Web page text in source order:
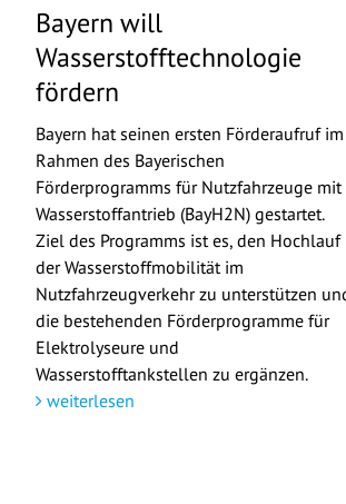
Bayern will
Wasserstofftechnologie
fördern
Bayern hat seinen ersten Förderaufruf im
Rahmen des Bayerischen
Förderprogramms für Nutzfahrzeuge mit
Wasserstoffantrieb (BayH2N) gestartet.
Ziel des Programms ist es, den Hochlauf
der Wasserstoffmobilität im
Nutzfahrzeugverkehr zu unterstützen
die bestehenden Förderprogramme für
Elektrolyseure und
Wasserstofftankstellen zu ergänzen.
weiterlesen